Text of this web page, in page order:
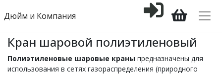
Дюйм и Компания
Кран шаровой полиэтиленовый
Полиэтиленовые шаровые краны предназначены для
использования в сетях газораспределения (природного